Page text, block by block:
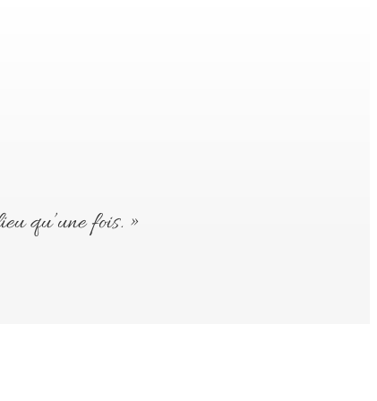
qu’une fois. »